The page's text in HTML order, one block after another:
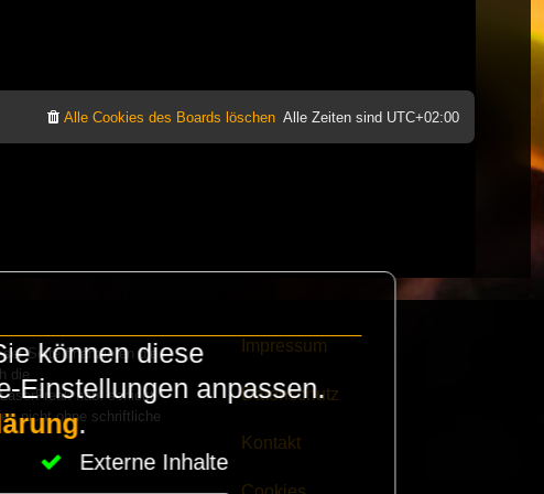
Alle Zeiten sind UTC+02:00
Alle Cookies des Boards löschen
Seite finanzieren die
die
habt schickt
nicht ohne schriftliche
Impressum
Datenschutz
Kontakt
können diese
Einstellungen anpassen.
.
Externe Inhalte